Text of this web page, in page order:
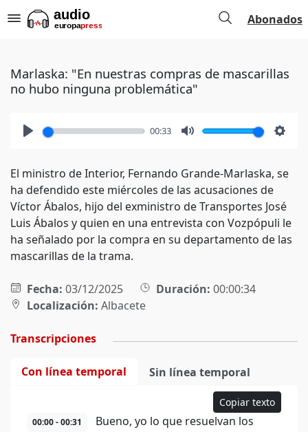
Abonados
Marlaska: "En nuestras compras de mascarillas
no hubo ninguna problemática"
00:33
El ministro de Interior, Fernando Grande-Marlaska, se
ha defendido este miércoles de las acusaciones de
Víctor Ábalos, hijo del exministro de Transportes José
Luis Ábalos y quien en una entrevista con Vozpópuli le
ha señalado por la compra en su departamento de las
mascarillas de la trama.
Fecha: 03/12/2025 Duración: 00:00:34
Localización: Albacete
Transcripciones
Con línea temporal Sin línea temporal
Copiar texto
00:00 - 00:31
Bueno, yo lo que resuelvan los